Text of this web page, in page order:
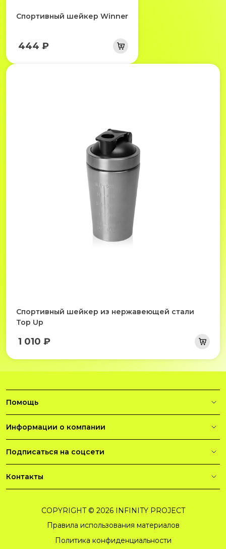
Спортивный шейкер Winner
444 ₽
Спортивный шейкер из нержавеющей стали
Top Up
1 010 ₽
Помощь
Информации о компании
Подписаться на соцсети
Контакты
COPYRIGHT © 2026 INFINITY PROJECT
Правила использования материалов
Политика конфиденциальности